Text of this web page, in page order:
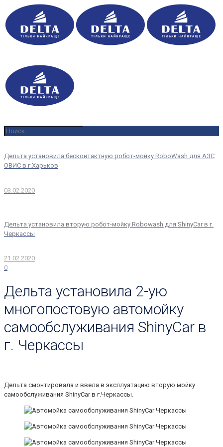
Дельта установила бесконтактную робот-мойку RoboWash для АЗС
ОВИС в г.Харьков
03.02.2020
Дельта установила вторую робот-мойку Robowash для ShinyCar в г.
Черкассы
21.02.2020
0
Дельта установила 2-ую
многопостовую автомойку
самообслуживания ShinyCar в
г. Черкассы
Дельта смонтировала и ввела в эксплуатацию вторую мойку
самообслуживания ShinyCar в г.Черкассы.